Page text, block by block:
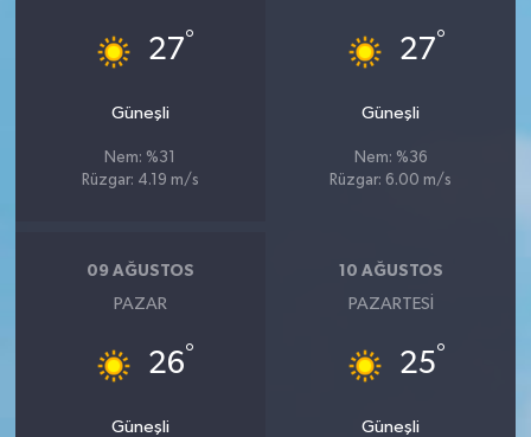
27°
Güneşli
Nem: %31
Rüzgar: 4.19 m/s
27°
Güneşli
Nem: %36
Rüzgar: 6.00 m/s
09 AĞUSTOS
PAZAR
26°
Güneşli
10 AĞUSTOS
PAZARTESI
25°
Güneşli